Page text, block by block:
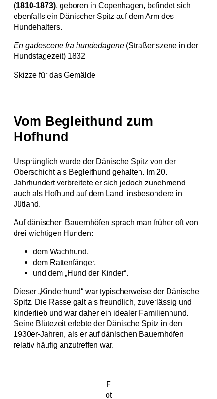
(1810-1873), geboren in Copenhagen, befindet sich
ebenfalls ein Dänischer Spitz auf dem Arm des
Hundehalters.
En gadescene fra hundedagene (Straßenszene in der
Hundstagezeit) 1832
Skizze für das Gemälde
Vom Begleithund zum
Hofhund
Ursprünglich wurde der Dänische Spitz von der
Oberschicht als Begleithund gehalten. Im 20.
Jahrhundert verbreitete er sich jedoch zunehmend
auch als Hofhund auf dem Land, insbesondere in
Jütland.
Auf dänischen Bauernhöfen sprach man früher oft von
drei wichtigen Hunden:
dem Wachhund,
dem Rattenfänger,
und dem „Hund der Kinder“.
Dieser „Kinderhund“ war typischerweise der Dänische
Spitz. Die Rasse galt als freundlich, zuverlässig und
kinderlieb und war daher ein idealer Familienhund.
Seine Blütezeit erlebte der Dänische Spitz in den
1930er-Jahren, als er auf dänischen Bauernhöfen
relativ häufig anzutreffen war.
F
ot